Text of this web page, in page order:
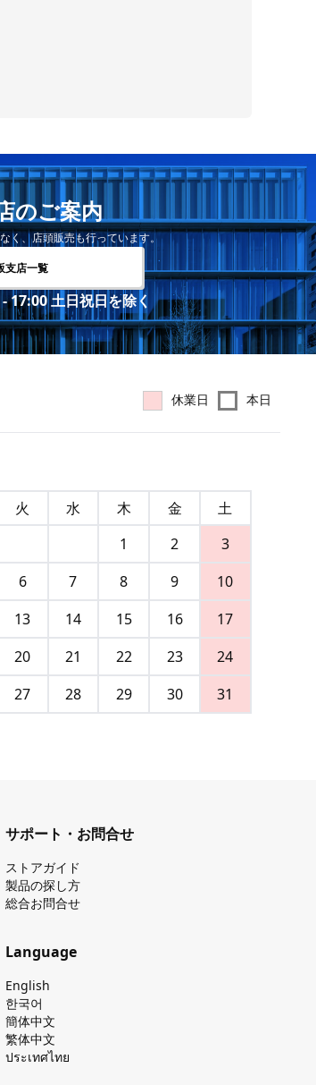
のご案内
く、店頭販売も行っています。
支店一覧
17:00 土日祝日を除く
休業日 本日
火 水 木 金
土
1
2
3
6 7 8 9
10
13 14 15 16
17
20 21 22 23
24
27 28 29 30 31
サポート・お問合せ
ストアガイド
製品の探し⽅
総合お問合せ
Language
English
한국어
簡体中文
繁体中文
ประเทศไทย